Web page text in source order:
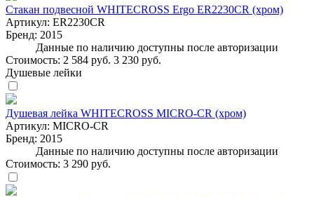
Стакан подвесной WHITECROSS Ergo ER2230CR (хром)
Артикул: ER2230CR
Бренд: 2015
Данные по наличию доступны после авторизации
Стоимость: 2 584 руб. 3 230 руб.
Душевые лейки
Душевая лейка WHITECROSS MICRO-CR (хром)
Артикул: MICRO-CR
Бренд: 2015
Данные по наличию доступны после авторизации
Стоимость: 3 290 руб.